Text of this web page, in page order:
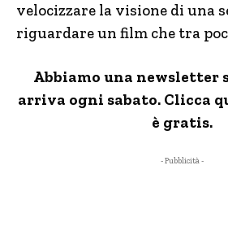
velocizzare la visione di una
riguardare un film che tra
Abbiamo una newsletter
arriva ogni sabato. Clicca
è gratis.
- Pubblicità -